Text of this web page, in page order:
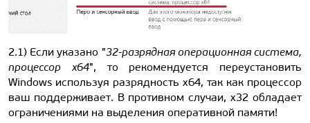
2.1) Если указано "32-разрядная операционная система,
процессор x64", то рекомендуется переустановить
Windows используя разрядность x64, так как процессор
ваш поддерживает. В противном случаи, x32 обладает
ограничениями на выделения оперативной памяти!